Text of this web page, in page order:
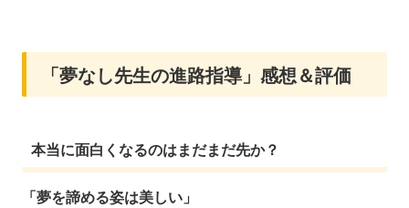
「夢なし先生の進路指導」感想＆評価
本当に面白くなるのはまだまだ先か？
「夢を諦める姿は美しい」